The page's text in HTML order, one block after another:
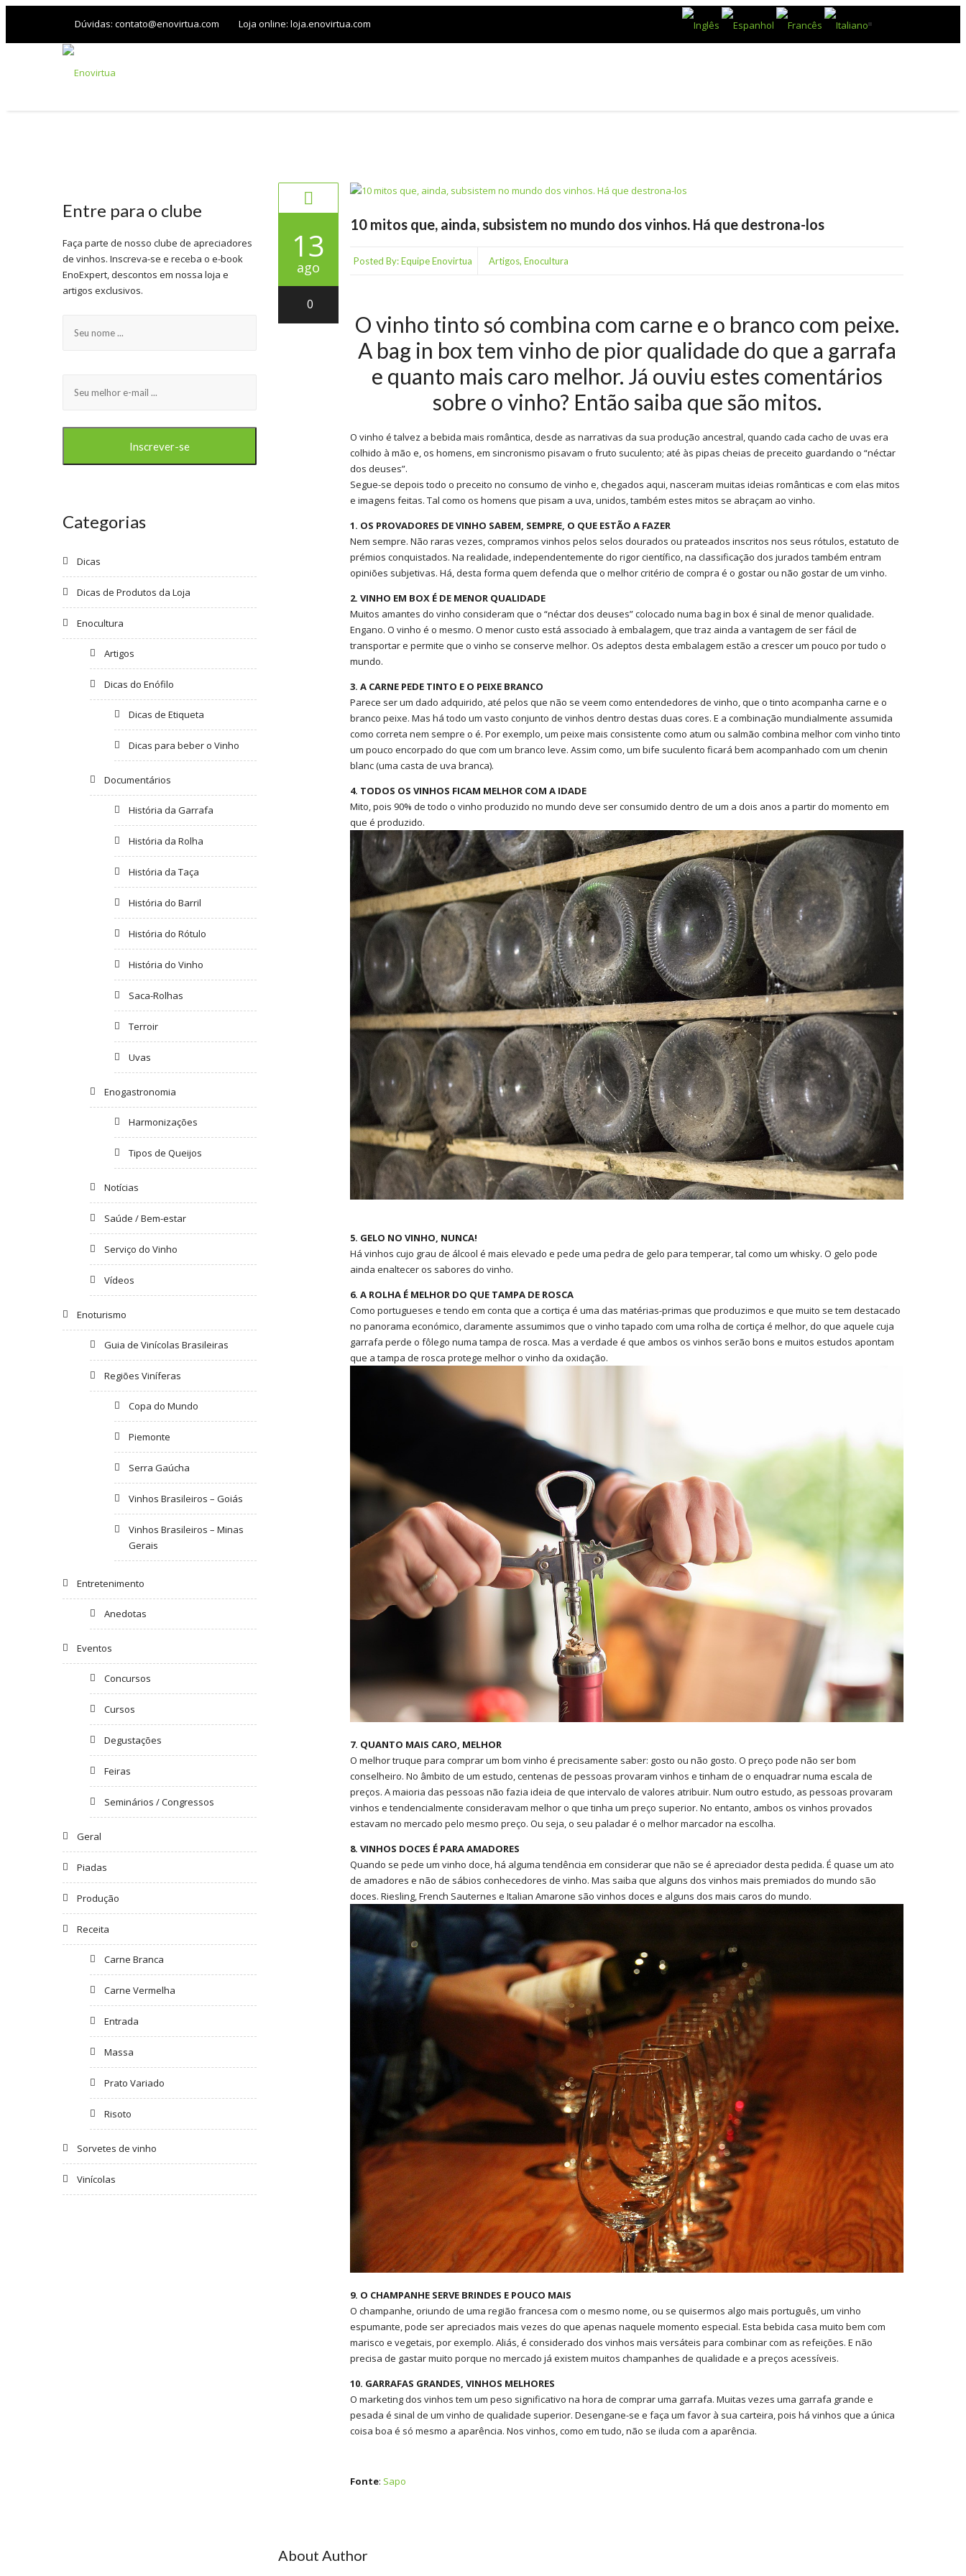
Dúvidas: contato@enovirtua.com Loja online: loja.enovirtua.com
13
ago
0
10 mitos que, ainda, subsistem no mundo dos vinhos. Há que destrona-los
Posted By:Equipe Enovirtua Artigos, Enocultura
O vinho tinto só combina com carne e o branco com peixe.
A bag in box tem vinho de pior qualidade do que a garrafa
e quanto mais caro melhor. Já ouviu estes comentários
sobre o vinho? Então saiba que são mitos.
O vinho é talvez a bebida mais romântica, desde as narrativas da sua produção ancestral, quando cada cacho de uvas era
colhido à mão e, os homens, em sincronismo pisavam o fruto suculento; até às pipas cheias de preceito guardando o “néctar
dos deuses”.
Segue-se depois todo o preceito no consumo de vinho e, chegados aqui, nasceram muitas ideias românticas e com elas mitos
e imagens feitas. Tal como os homens que pisam a uva, unidos, também estes mitos se abraçam ao vinho.
1. OS PROVADORES DE VINHO SABEM, SEMPRE, O QUE ESTÃO A FAZER
Nem sempre. Não raras vezes, compramos vinhos pelos selos dourados ou prateados inscritos nos seus rótulos, estatuto de
prémios conquistados. Na realidade, independentemente do rigor científico, na classificação dos jurados também entram
opiniões subjetivas. Há, desta forma quem defenda que o melhor critério de compra é o gostar ou não gostar de um vinho.
2. VINHO EM BOX É DE MENOR QUALIDADE
Muitos amantes do vinho consideram que o “néctar dos deuses” colocado numa bag in box é sinal de menor qualidade.
Engano. O vinho é o mesmo. O menor custo está associado à embalagem, que traz ainda a vantagem de ser fácil de
transportar e permite que o vinho se conserve melhor. Os adeptos desta embalagem estão a crescer um pouco por tudo o
mundo.
3. A CARNE PEDE TINTO E O PEIXE BRANCO
Parece ser um dado adquirido, até pelos que não se veem como entendedores de vinho, que o tinto acompanha carne e o
branco peixe. Mas há todo um vasto conjunto de vinhos dentro destas duas cores. E a combinação mundialmente assumida
como correta nem sempre o é. Por exemplo, um peixe mais consistente como atum ou salmão combina melhor com vinho tinto
um pouco encorpado do que com um branco leve. Assim como, um bife suculento ficará bem acompanhado com um chenin
blanc (uma casta de uva branca).
4. TODOS OS VINHOS FICAM MELHOR COM A IDADE
Mito, pois 90% de todo o vinho produzido no mundo deve ser consumido dentro de um a dois anos a partir do momento em
que é produzido.
5. GELO NO VINHO, NUNCA!
Há vinhos cujo grau de álcool é mais elevado e pede uma pedra de gelo para temperar, tal como um whisky. O gelo pode
ainda enaltecer os sabores do vinho.
6. A ROLHA É MELHOR DO QUE TAMPA DE ROSCA
Como portugueses e tendo em conta que a cortiça é uma das matérias-primas que produzimos e que muito se tem destacado
no panorama económico, claramente assumimos que o vinho tapado com uma rolha de cortiça é melhor, do que aquele cuja
garrafa perde o fôlego numa tampa de rosca. Mas a verdade é que ambos os vinhos serão bons e muitos estudos apontam
que a tampa de rosca protege melhor o vinho da oxidação.
7. QUANTO MAIS CARO, MELHOR
O melhor truque para comprar um bom vinho é precisamente saber: gosto ou não gosto. O preço pode não ser bom
conselheiro. No âmbito de um estudo, centenas de pessoas provaram vinhos e tinham de o enquadrar numa escala de
preços. A maioria das pessoas não fazia ideia de que intervalo de valores atribuir. Num outro estudo, as pessoas provaram
vinhos e tendencialmente consideravam melhor o que tinha um preço superior. No entanto, ambos os vinhos provados
estavam no mercado pelo mesmo preço. Ou seja, o seu paladar é o melhor marcador na escolha.
8. VINHOS DOCES É PARA AMADORES
Quando se pede um vinho doce, há alguma tendência em considerar que não se é apreciador desta pedida. É quase um ato
de amadores e não de sábios conhecedores de vinho. Mas saiba que alguns dos vinhos mais premiados do mundo são
doces. Riesling, French Sauternes e Italian Amarone são vinhos doces e alguns dos mais caros do mundo.
9. O CHAMPANHE SERVE BRINDES E POUCO MAIS
O champanhe, oriundo de uma região francesa com o mesmo nome, ou se quisermos algo mais português, um vinho
espumante, pode ser apreciados mais vezes do que apenas naquele momento especial. Esta bebida casa muito bem com
marisco e vegetais, por exemplo. Aliás, é considerado dos vinhos mais versáteis para combinar com as refeições. E não
precisa de gastar muito porque no mercado já existem muitos champanhes de qualidade e a preços acessíveis.
10. GARRAFAS GRANDES, VINHOS MELHORES
O marketing dos vinhos tem um peso significativo na hora de comprar uma garrafa. Muitas vezes uma garrafa grande e
pesada é sinal de um vinho de qualidade superior. Desengane-se e faça um favor à sua carteira, pois há vinhos que a única
coisa boa é só mesmo a aparência. Nos vinhos, como em tudo, não se iluda com a aparência.
Fonte: Sapo
About Author
Entre para o clube
Faça parte de nosso clube de apreciadores
de vinhos. Inscreva-se e receba o e-book
EnoExpert, descontos em nossa loja e
artigos exclusivos.
Categorias
Dicas
Dicas de Produtos da Loja
Enocultura
Artigos
Dicas do Enófilo
Dicas de Etiqueta
Dicas para beber o Vinho
Documentários
História da Garrafa
História da Rolha
História da Taça
História do Barril
História do Rótulo
História do Vinho
Saca-Rolhas
Terroir
Uvas
Enogastronomia
Harmonizações
Tipos de Queijos
Notícias
Saúde / Bem-estar
Serviço do Vinho
Vídeos
Enoturismo
Guia de Vinícolas Brasileiras
Regiões Viníferas
Copa do Mundo
Piemonte
Serra Gaúcha
Vinhos Brasileiros – Goiás
Vinhos Brasileiros – Minas
Gerais
Entretenimento
Anedotas
Eventos
Concursos
Cursos
Degustações
Feiras
Seminários / Congressos
Geral
Piadas
Produção
Receita
Carne Branca
Carne Vermelha
Entrada
Massa
Prato Variado
Risoto
Sorvetes de vinho
Vinícolas